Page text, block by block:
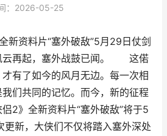
：2026-05-25
新资料片“塞外破敌”5月29日仗剑
再起，塞外战鼓已闻。 这偌
有了如今的风月无边。每一次相
们共同的记忆。而今，新的征程
2》全新资料片“塞外破敌”将于5
更新，大侠们不仅将踏入塞外深处